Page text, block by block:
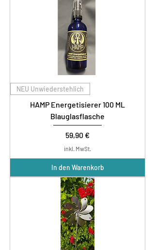
NEU Unwiederstehlich
HAMP Energetisierer 100 ML
Blauglasflasche
Preis
59,90 €
inkl. MwSt.
In den Warenkorb